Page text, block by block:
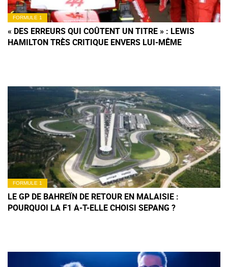
FORMULE 1
« DES ERREURS QUI COÛTENT UN TITRE » : LEWIS
HAMILTON TRÈS CRITIQUE ENVERS LUI-MÊME
FORMULE 1
LE GP DE BAHREÏN DE RETOUR EN MALAISIE :
POURQUOI LA F1 A-T-ELLE CHOISI SEPANG ?